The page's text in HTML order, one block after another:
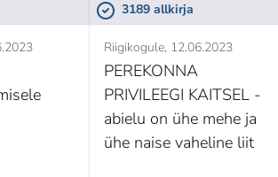
3189 allkirja
Riigikogule 12.06.2023
PEREKONNA
PRIVILEEGI KAITSEL -
abielu on ühe mehe ja
ühe naise vaheline liit